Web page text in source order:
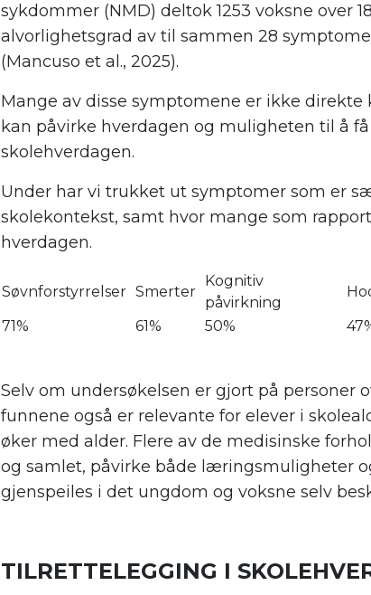
sykdommer (NMD) deltok 1253 voksne over
alvorlighetsgrad av til sammen 28
(Mancuso et al., 2025).
Mange av disse symptomene er ikke
kan påvirke hverdagen og muligheten til å
skolehverdagen.
Under har vi trukket ut symptomer som er
skolekontekst, samt hvor mange som
hverdagen.
Søvnforstyrrelser Smerter
Kognitiv
påvirkning
71%
61% 50%
Selv om undersøkelsen er gjort på personer
funnene også er relevante for elever i
øker med alder. Flere av de medisinske
og samlet, påvirke både læringsmuligheter
gjenspeiles i det ungdom og voksne selv
TILRETTELEGGING I